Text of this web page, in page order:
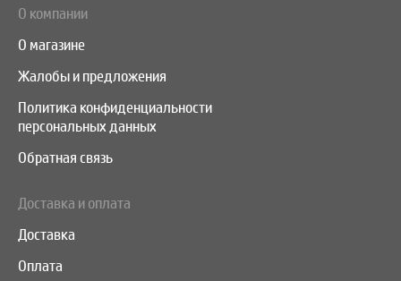
О компании
О магазине
Жалобы и предложения
Политика конфиденциальности
персональных данных
Обратная связь
Доставка и оплата
Доставка
Оплата